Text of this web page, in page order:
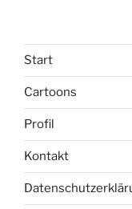
Start
Cartoons
Profil
Kontakt